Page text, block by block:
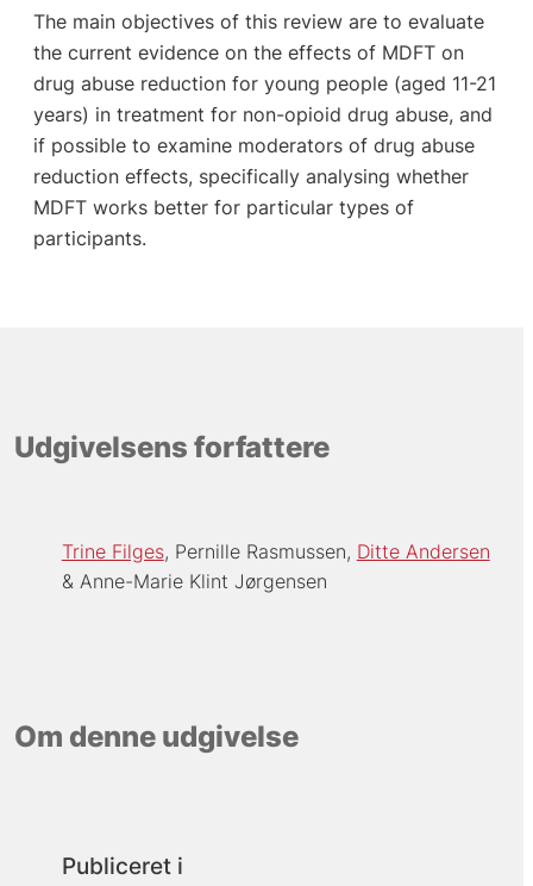
The main objectives of this review are to evaluate
the current evidence on the effects of MDFT on
drug abuse reduction for young people (aged 11-21
years) in treatment for non-opioid drug abuse, and
if possible to examine moderators of drug abuse
reduction effects, specifically analysing whether
MDFT works better for particular types of
participants.
Udgivelsens forfattere
Trine Filges Pernille Rasmussen Ditte Andersen
Anne-Marie Klint Jørgensen
Om denne udgivelse
Publiceret i